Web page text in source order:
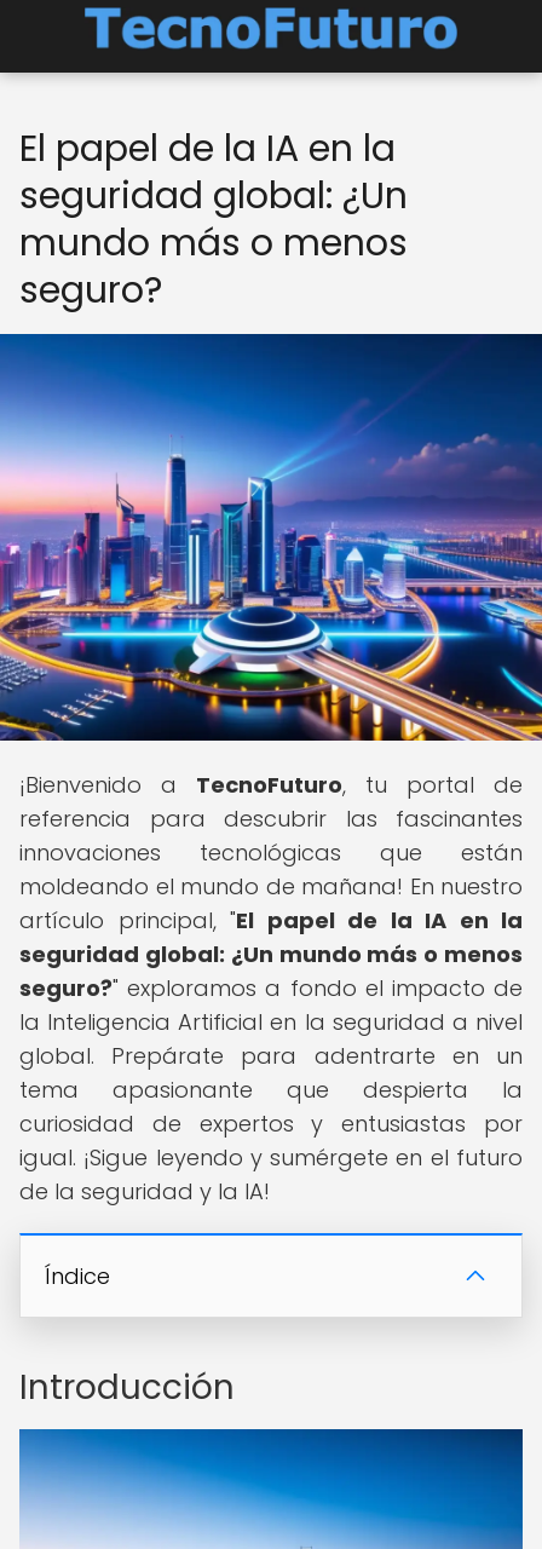
El papel de la IA en la
seguridad global: ¿Un
mundo más o menos
seguro?
¡Bienvenido a TecnoFuturo, tu portal de
referencia para descubrir las fascinantes
innovaciones tecnológicas que están
moldeando el mundo de mañana! En nuestro
artículo principal, "El papel de la IA en la
seguridad global: ¿Un mundo más o menos
seguro?" exploramos a fondo el impacto de
la Inteligencia Artificial en la seguridad a nivel
global. Prepárate para adentrarte en un
tema apasionante que despierta la
curiosidad de expertos y entusiastas por
igual. ¡Sigue leyendo y sumérgete en el futuro
de la seguridad y la IA!
Índice
Introducción